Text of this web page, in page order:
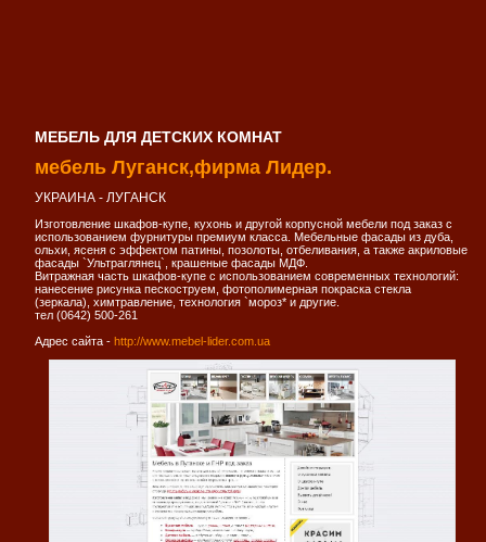
МЕБЕЛЬ ДЛЯ ДЕТСКИХ КОМНАТ
мебель Луганск,фирма Лидер.
УКРАИНА - ЛУГАНСК
Изготовление шкафов-купе, кухонь и другой корпусной мебели под заказ с
использованием фурнитуры премиум класса. Мебельные фасады из дуба,
ольхи, ясеня с эффектом патины, позолоты, отбеливания, а также акриловые
фасады `Ультраглянец`, крашеные фасады МДФ.
Витражная часть шкафов-купе с использованием современных технологий:
нанесение рисунка пескоструем, фотополимерная покраска стекла
(зеркала), химтравление, технология `мороз* и другие.
тел (0642) 500-261
Адрес сайта - http://www.mebel-lider.com.ua